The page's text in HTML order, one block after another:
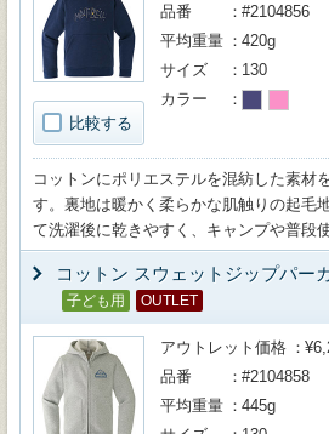
比較する
品番
#2104856
平均重量
420g
サイズ
130
カラー
コットンにポリエステルを混紡した素材
す。裏地は暖かく柔らかな肌触りの起毛
て洗濯後に乾きやすく、キャンプや普段
コットン スウェットジップパー
子ども用 OUTLET
アウトレット価格
品番
#2104858
平均重量
445g